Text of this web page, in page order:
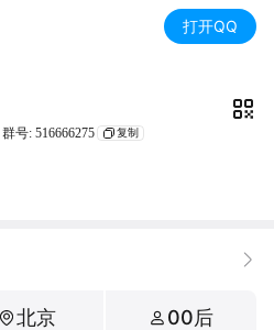
打开QQ
群号: 516666275 复制
北京 00后